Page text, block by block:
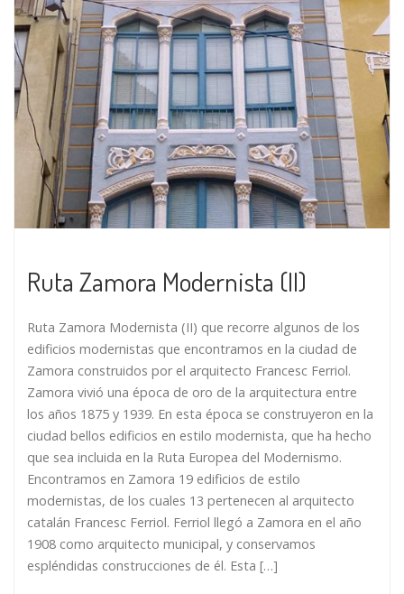
Ruta Zamora Modernista (II)
Ruta Zamora Modernista (II) que recorre algunos de los
edificios modernistas que encontramos en la ciudad de
Zamora construidos por el arquitecto Francesc Ferriol.
Zamora vivió una época de oro de la arquitectura entre
los años 1875 y 1939. En esta época se construyeron en la
ciudad bellos edificios en estilo modernista, que ha hecho
que sea incluida en la Ruta Europea del Modernismo.
Encontramos en Zamora 19 edificios de estilo
modernistas, de los cuales 13 pertenecen al arquitecto
catalán Francesc Ferriol. Ferriol llegó a Zamora en el año
1908 como arquitecto municipal, y conservamos
espléndidas construcciones de él. Esta […]